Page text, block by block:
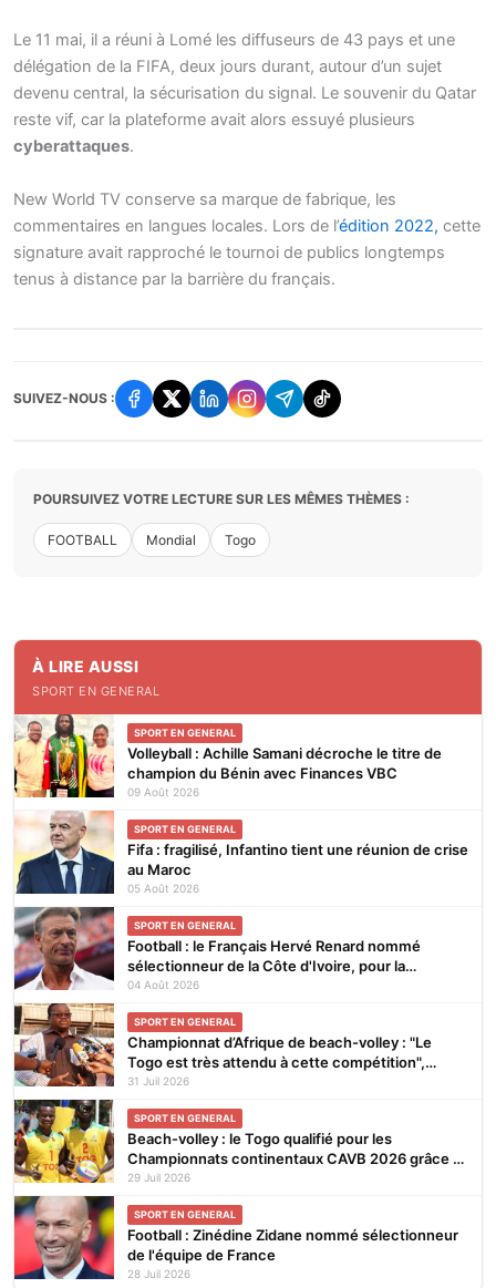
Le 11 mai, il a réuni à Lomé les diffuseurs de 43 pays et une
délégation de la FIFA, deux jours durant, autour d’un sujet
devenu central, la sécurisation du signal. Le souvenir du Qatar
reste vif, car la plateforme avait alors essuyé plusieurs
cyberattaques.
New World TV conserve sa marque de fabrique, les
commentaires en langues locales. Lors de l’édition 2022, cette
signature avait rapproché le tournoi de publics longtemps
tenus à distance par la barrière du français.
SUIVEZ-NOUS :
POURSUIVEZ VOTRE LECTURE SUR LES MÊMES THÈMES :
FOOTBALL Mondial Togo
À LIRE AUSSI
SPORT EN GENERAL
SPORT EN GENERAL
Volleyball : Achille Samani décroche le titre de
champion du Bénin avec Finances VBC
09 Août 2026
SPORT EN GENERAL
Fifa : fragilisé, Infantino tient une réunion de crise
au Maroc
05 Août 2026
SPORT EN GENERAL
Football : le Français Hervé Renard nommé
sélectionneur de la Côte d'Ivoire, pour la
seconde fois
04 Août 2026
SPORT EN GENERAL
Championnat d’Afrique de beach-volley : "Le
Togo est très attendu à cette compétition",
affirme Noël Tadegnon
31 Juil 2026
SPORT EN GENERAL
Beach-volley : le Togo qualifié pour les
Championnats continentaux CAVB 2026 grâce à
son ranking
29 Juil 2026
SPORT EN GENERAL
Football : Zinédine Zidane nommé sélectionneur
de l'équipe de France
28 Juil 2026